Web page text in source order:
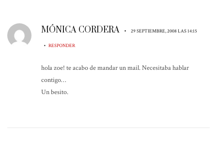
MÓNICA CORDERA • 29 SEPTIEMBRE, 2008 LAS 14:15
• RESPONDER
hola zoe! te acabo de mandar un mail. Necesitaba hablar
contigo…
Un besito.